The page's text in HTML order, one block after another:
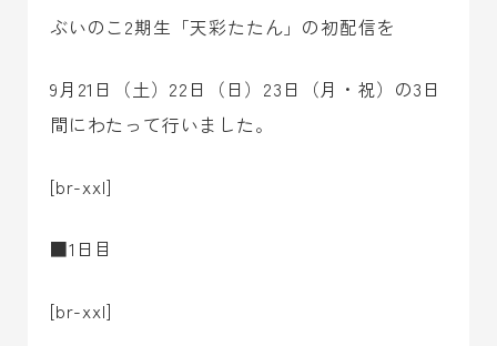
ぶいのこ2期生「天彩たたん」の初配信を
9月21日（土）22日（日）23日（月・祝）の3日
間にわたって行いました。
[br-xxl]
■1日目
[br-xxl]